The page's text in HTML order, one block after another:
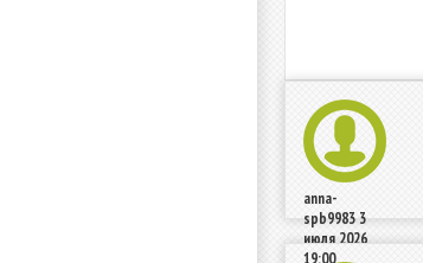
anna-
spb99833
июля 2026